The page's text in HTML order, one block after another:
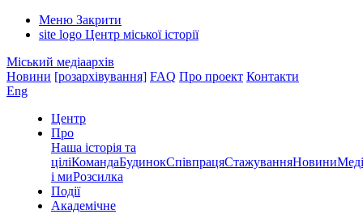
Меню Закрити
site logo Центр міської історії
Міський медіаархів
Новини [розархівування] FAQ Про проект Контакти
Eng
Центр
Про
Наша історія та
ціліКомандаБудинокСпівпрацяСтажуванняНовини
і миРозсилка
Події
Академічне